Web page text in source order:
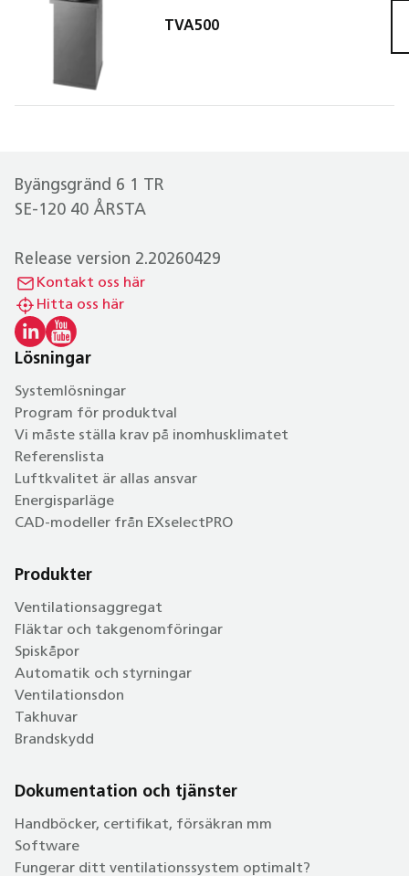
TVA500
Byängsgränd 6 1 TR
SE-120 40 ÅRSTA
Release version 2.20260429
Kontakt oss här
Hitta oss här
Lösningar
Systemlösningar
Program för produktval
Vi måste ställa krav på inomhusklimatet
Referenslista
Luftkvalitet är allas ansvar
Energisparläge
CAD-modeller från EXselectPRO
Produkter
Ventilationsaggregat
Fläktar och takgenomföringar
Spiskåpor
Automatik och styrningar
Ventilationsdon
Takhuvar
Brandskydd
Dokumentation och tjänster
Handböcker, certifikat, försäkran mm
Software
Fungerar ditt ventilationssystem optimalt?